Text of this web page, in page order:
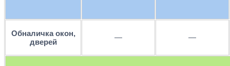
Обналичка окон,
дверей
— —